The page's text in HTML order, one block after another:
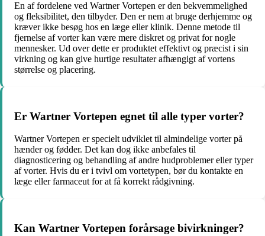
En af fordelene ved Wartner Vortepen er den bekvemmelighed
og fleksibilitet, den tilbyder. Den er nem at bruge derhjemme og
kræver ikke besøg hos en læge eller klinik. Denne metode til
fjernelse af vorter kan være mere diskret og privat for nogle
mennesker. Ud over dette er produktet effektivt og præcist i sin
virkning og kan give hurtige resultater afhængigt af vortens
størrelse og placering.
Er Wartner Vortepen egnet til alle typer vorter?
Wartner Vortepen er specielt udviklet til almindelige vorter på
hænder og fødder. Det kan dog ikke anbefales til
diagnosticering og behandling af andre hudproblemer eller typer
af vorter. Hvis du er i tvivl om vortetypen, bør du kontakte en
læge eller farmaceut for at få korrekt rådgivning.
Kan Wartner Vortepen forårsage bivirkninger?